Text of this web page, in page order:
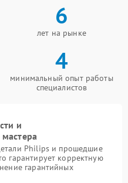
6
лет на рынке
4
минимальный опыт работы
специалистов
и
Philips и прошедшие
гарантирует корректную
гарантийных